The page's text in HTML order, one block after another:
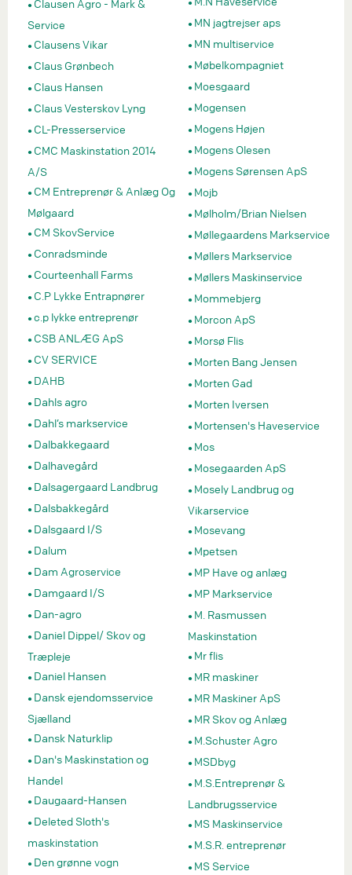
Clausen Agro - Mark &
Service
Clausens Vikar
Claus Grønbech
Claus Hansen
Claus Vesterskov Lyng
CL-Presserservice
CMC Maskinstation 2014
A/S
CM Entreprenør & Anlæg Og
Mølgaard
CM SkovService
Conradsminde
Courteenhall Farms
C.P Lykke Entrapnører
c.p lykke entreprenør
CSB ANLÆG ApS
CV SERVICE
DAHB
Dahls agro
Dahl’s markservice
Dalbakkegaard
Dalhavegård
Dalsagergaard Landbrug
Dalsbakkegård
Dalsgaard I/S
Dalum
Dam Agroservice
Damgaard I/S
Dan-agro
Daniel Dippel/ Skov og
Træpleje
Daniel Hansen
Dansk ejendomsservice
Sjælland
Dansk Naturklip
Dan's Maskinstation og
Handel
Daugaard-Hansen
Deleted Sloth's
maskinstation
Den grønne vogn
MN jagtrejser aps
MN multiservice
Møbelkompagniet
Moesgaard
Mogensen
Mogens Højen
Mogens Olesen
Mogens Sørensen ApS
Mojb
Mølholm/Brian Nielsen
Møllegaardens Markservice
Møllers Markservice
Møllers Maskinservice
Mommebjerg
Morcon ApS
Morsø Flis
Morten Bang Jensen
Morten Gad
Morten Iversen
Mortensen's Haveservice
Mos
Mosegaarden ApS
Mosely Landbrug og
Vikarservice
Mosevang
Mpetsen
MP Have og anlæg
MP Markservice
M. Rasmussen
Maskinstation
Mr flis
MR maskiner
MR Maskiner ApS
MR Skov og Anlæg
M.Schuster Agro
MSDbyg
M.S.Entreprenør &
Landbrugsservice
MS Maskinservice
M.S.R. entreprenør
MS Service